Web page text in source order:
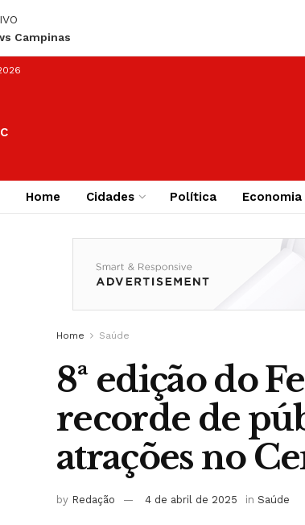
Campinas
Home Cidades Política Economia
Home Saúde
8ª edição do
recorde de
atrações no
by Redação 4 de abril de 2025 in Saúde